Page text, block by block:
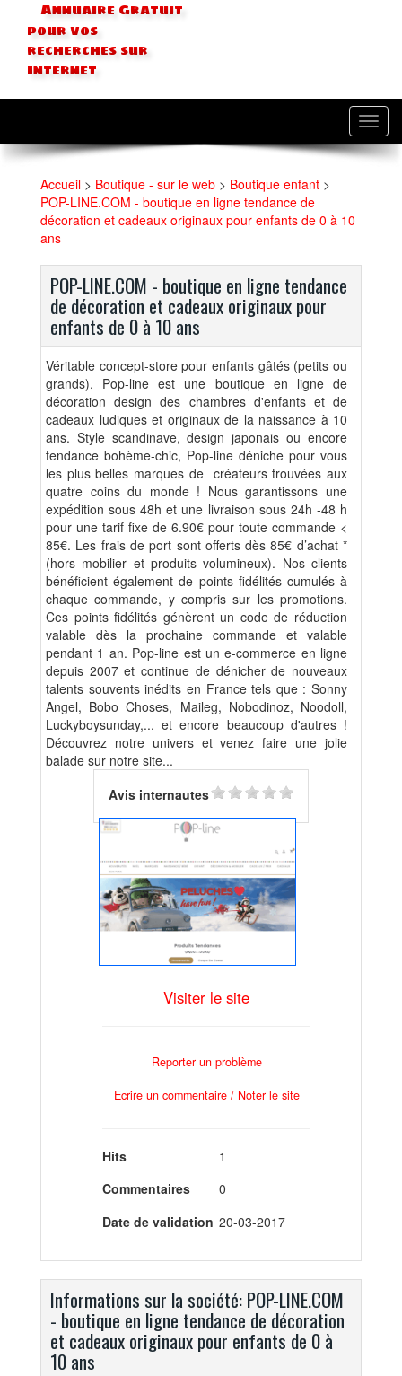
Annuaire Gratuit
pour vos
recherches sur
Internet
Accueil > Boutique - sur le web > Boutique enfant >
POP-LINE.COM - boutique en ligne tendance de
décoration et cadeaux originaux pour enfants de 0 à 10
ans
POP-LINE.COM - boutique en ligne tendance
de décoration et cadeaux originaux pour
enfants de 0 à 10 ans
Véritable concept-store pour enfants gâtés (petits ou
grands), Pop-line est une boutique en ligne de
décoration design des chambres d'enfants et de
cadeaux ludiques et originaux de la naissance à 10
ans. Style scandinave, design japonais ou encore
tendance bohème-chic, Pop-line déniche pour vous
les plus belles marques de créateurs trouvées aux
quatre coins du monde ! Nous garantissons une
expédition sous 48h et une livraison sous 24h -48 h
pour une tarif fixe de 6.90€ pour toute commande <
85€. Les frais de port sont offerts dès 85€ d’achat *
(hors mobilier et produits volumineux). Nos clients
bénéficient également de points fidélités cumulés à
chaque commande, y compris sur les promotions.
Ces points fidélités génèrent un code de réduction
valable dès la prochaine commande et valable
pendant 1 an. Pop-line est un e-commerce en ligne
depuis 2007 et continue de dénicher de nouveaux
talents souvents inédits en France tels que : Sonny
Angel, Bobo Choses, Maileg, Nobodinoz, Noodoll,
Luckyboysunday,... et encore beaucoup d'autres !
Découvrez notre univers et venez faire une jolie
balade sur notre site...
Avis internautes
Visiter le site
Reporter un problème
Ecrire un commentaire / Noter le site
Hits
1
Commentaires
0
Date de validation 20-03-2017
Informations sur la société: POP-LINE.COM
- boutique en ligne tendance de décoration
et cadeaux originaux pour enfants de 0 à
10 ans